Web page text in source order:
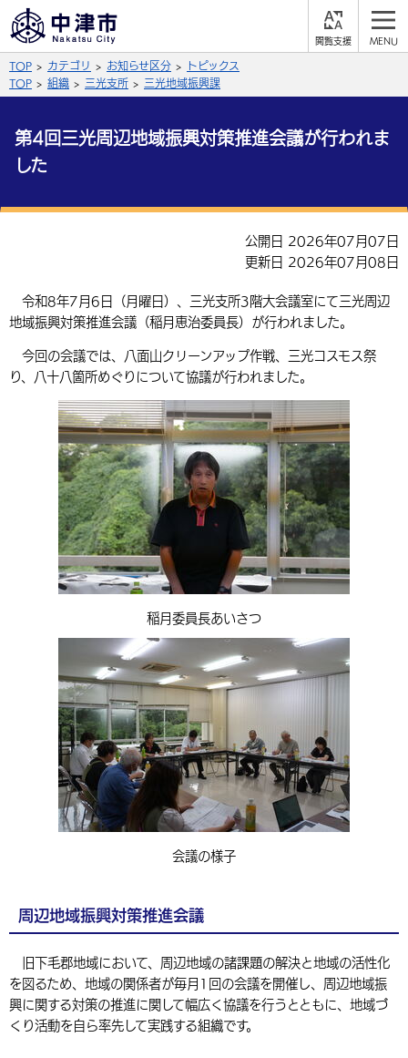
ふりがなをつける
よみあげる
背景色
文字の大きさ
拡大 標準 縮小
言語を選択
英語（English） 中国語（簡体字）
中国語（繁体字） 韓国語（한국어）
組織案内
サイト内検索
届出・登録・証明 保険・年金
福祉・介護 健康・予防
環境・衛生 生涯学習・スポーツ・人権
外国人の方向け情報
事業者の方へ
入札・契約 産業・雇用
都市整備
子育て・教育
手当・助成 健康・医療
相談・支援・情報 計画・施策
観光なび スポットを探す
遊ぶ・体験する グルメ・食べる
買う・おみやげ 四季のイベント・祭り
移住・定住
市政情報
中津市について 市役所の紹介
地方創生・地域活性化 広報・広聴
行政・計画
TOP カテゴリ お知らせ区分
トピックス
TOP
組織 三光支所 三光地域振興課
第4回三光周辺地域振興対策推進会議が行われま
した
公開日 2026年07月07日
更新日 2026年07月08日
令和8年7月6日（月曜日）、三光支所3階大会議室にて三光周辺
地域振興対策推進会議（稲月恵治委員長）が行われました。
今回の会議では、八面山クリーンアップ作戦、三光コスモス祭
り、八十八箇所めぐりについて協議が行われました。
稲月委員長あいさつ
会議の様子
周辺地域振興対策推進会議
旧下毛郡地域において、周辺地域の諸課題の解決と地域の活性化
を図るため、地域の関係者が毎月1回の会議を開催し、周辺地域振
興に関する対策の推進に関して幅広く協議を行うとともに、地域づ
くり活動を自ら率先して実践する組織です。